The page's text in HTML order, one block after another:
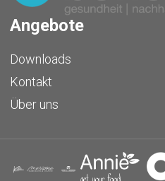
Angebote
Downloads
Kontakt
Über uns